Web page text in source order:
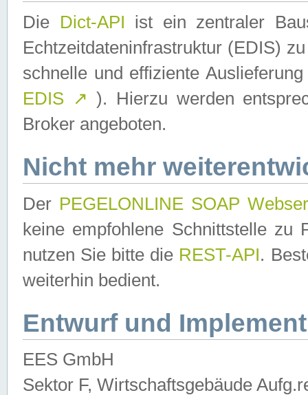
Die Dict-API ist ein zentraler
Echtzeitdateninfrastruktur (EDIS)
schnelle und effiziente
EDIS ↗ ). Hierzu werden
Broker angeboten.
Nicht mehr
Der PEGELONLINE SOAP
keine empfohlene Schnittstelle zu
nutzen Sie bitte die REST-API.
weiterhin bedient.
Entwurf und
EES GmbH
Sektor F, Wirtschaftsgebäude